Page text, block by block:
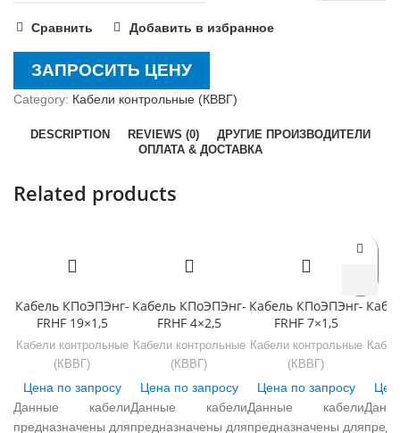
Сравнить Добавить в избранное
ЗАПРОСИТЬ ЦЕНУ
Category: Кабели контрольные (КВВГ)
DESCRIPTION REVIEWS (0)
ДРУГИЕ ПРОИЗВОДИТЕЛИ
ОПЛАТА & ДОСТАВКА
Related products
Кабель КПоЭПЭнг-
FRHF 19×1,5
Кабели контрольные
(КВВГ)
Цена по запросу
Данные кабели
предназначены для
Кабель КПоЭПЭнг-
FRHF 4×2,5
Кабели контрольные
(КВВГ)
Цена по запросу
Данные кабели
предназначены для
Кабель КПоЭПЭнг-
FRHF 7×1,5
Кабели контрольные
(КВВГ)
Цена по запросу
Данные кабели
предназначены для